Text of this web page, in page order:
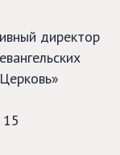
директор